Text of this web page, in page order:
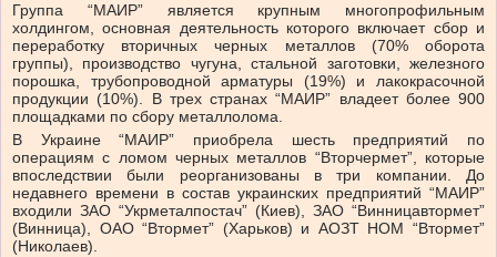
Группа “МАИР” является крупным многопрофильным
холдингом, основная деятельность которого включает сбор и
переработку вторичных черных металлов (70% оборота
группы), производство чугуна, стальной заготовки, железного
порошка, трубопроводной арматуры (19%) и лакокрасочной
продукции (10%). В трех странах “МАИР” владеет более 900
площадками по сбору металлолома.
В Украине “МАИР” приобрела шесть предприятий по
операциям с ломом черных металлов “Вторчермет”, которые
впоследствии были реорганизованы в три компании. До
недавнего времени в состав украинских предприятий “МАИР”
входили ЗАО “Укрметалпостач” (Киев), ЗАО “Винницавтормет”
(Винница), ОАО “Втормет” (Харьков) и АОЗТ НОМ “Втормет”
(Николаев).